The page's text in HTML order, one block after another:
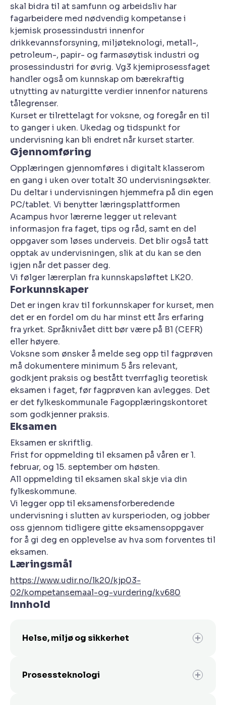
skal bidra til at samfunn og arbeidsliv har
fagarbeidere med nødvendig kompetanse i
kjemisk prosessindustri innenfor
drikkevannsforsyning, miljøteknologi, metall-,
petroleum-, papir- og farmasøytisk industri og
prosessindustri for øvrig. Vg3 kjemiprosessfaget
handler også om kunnskap om bærekraftig
utnytting av naturgitte verdier innenfor naturens
tålegrenser.
Kurset er tilrettelagt for voksne, og foregår en til
to ganger i uken. Ukedag og tidspunkt for
undervisning kan bli endret når kurset starter.
Gjennomføring
Opplæringen gjennomføres i digitalt klasserom
en gang i uken over totalt 30 undervisningsøkter.
Du deltar i undervisningen hjemmefra på din egen
PC/tablet. Vi benytter læringsplattformen
Acampus hvor lærerne legger ut relevant
informasjon fra faget, tips og råd, samt en del
oppgaver som løses underveis. Det blir også tatt
opptak av undervisningen, slik at du kan se den
igjen når det passer deg.
Vi følger lærerplan fra kunnskapsløftet LK20.
Forkunnskaper
Det er ingen krav til forkunnskaper for kurset, men
det er en fordel om du har minst ett års erfaring
fra yrket. Språknivået ditt bør være på B1 (CEFR)
eller høyere.
Voksne som ønsker å melde seg opp til fagprøven
må dokumentere minimum 5 års relevant,
godkjent praksis og bestått tverrfaglig teoretisk
eksamen i faget, før fagprøven kan avlegges. Det
er det fylkeskommunale Fagopplæringskontoret
som godkjenner praksis.
Eksamen
Eksamen er skriftlig.
Frist for oppmelding til eksamen på våren er 1.
februar, og 15. september om høsten.
All oppmelding til eksamen skal skje via din
fylkeskommune.
Vi legger opp til eksamensforberedende
undervisning i slutten av kursperioden, og jobber
oss gjennom tidligere gitte eksamensoppgaver
for å gi deg en opplevelse av hva som forventes til
eksamen.
Læringsmål
https://www.udir.no/lk20/kjp03-
02/kompetansemaal-og-vurdering/kv680
Innhold
Helse, miljø og sikkerhet
handler om å beskytte seg selv og andre
Prosessteknologi